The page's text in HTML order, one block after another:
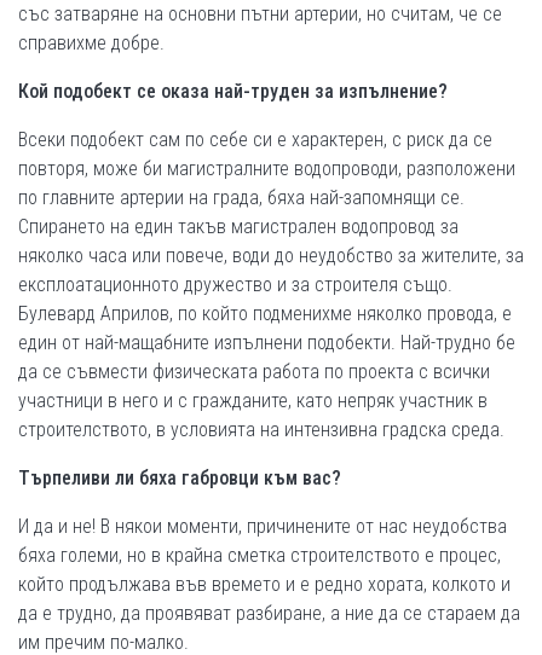
със затваряне на основни пътни артерии, но считам, че се
справихме добре.
Кой подобект се оказа най-труден за изпълнение?
Всеки подобект сам по себе си е характерен, с риск да се
повторя, може би магистралните водопроводи, разположени
по главните артерии на града, бяха най-запомнящи се.
Спирането на един такъв магистрален водопровод за
няколко часа или повече, води до неудобство за жителите, за
експлоатационното дружество и за строителя също.
Булевард Априлов, по който подменихме няколко провода, е
един от най-мащабните изпълнени подобекти. Най-трудно бе
да се съвмести физическата работа по проекта с всички
участници в него и с гражданите, като непряк участник в
строителството, в условията на интензивна градска среда.
Търпеливи ли бяха габровци към вас?
И да и не! В някои моменти, причинените от нас неудобства
бяха големи, но в крайна сметка строителството е процес,
който продължава във времето и е редно хората, колкото и
да е трудно, да проявяват разбиране, а ние да се стараем да
им пречим по-малко.